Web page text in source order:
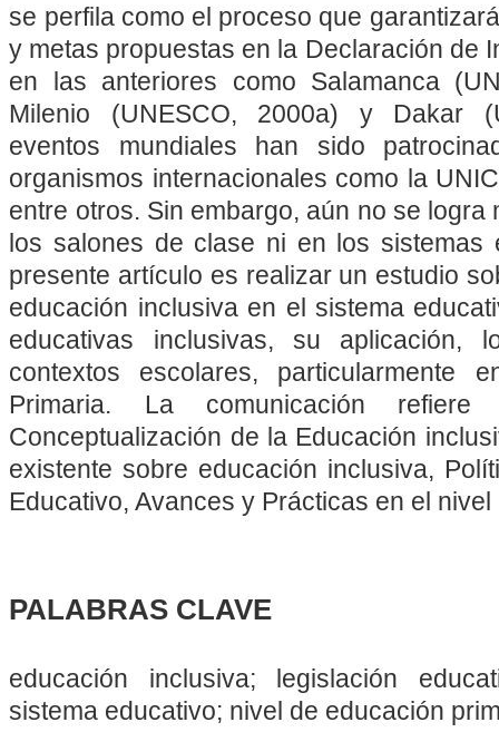
se perfila como el proceso que
y metas propuestas en la Declaración de
en las anteriores como Salamanca
Milenio (UNESCO, 2000a) y Dakar
eventos mundiales han sido
organismos internacionales como la
entre otros. Sin embargo, aún no se logra
los salones de clase ni en los sistemas
presente artículo es realizar un estudio
educación inclusiva en el sistema
educativas inclusivas, su aplicación,
contextos escolares, particularmente
Primaria. La comunicación
Conceptualización de la Educación
existente sobre educación inclusiva,
Educativo, Avances y Prácticas en el
PALABRAS CLAVE
educación inclusiva; legislación
sistema educativo; nivel de educación